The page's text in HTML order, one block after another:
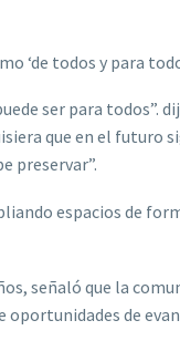
‘de todos y para
ser para todos”.
que en el futuro
preservar”.
espacios de
señaló que la
de